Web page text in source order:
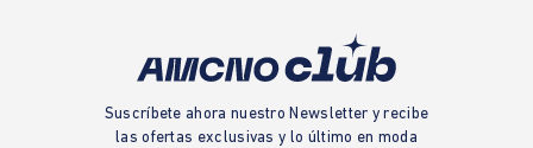
Black Weekend Mujer
•Black Days •Cyber Days •Día de la madre
Suscríbete ahora nuestro Newsletter y recibe
las ofertas exclusivas y lo último en moda